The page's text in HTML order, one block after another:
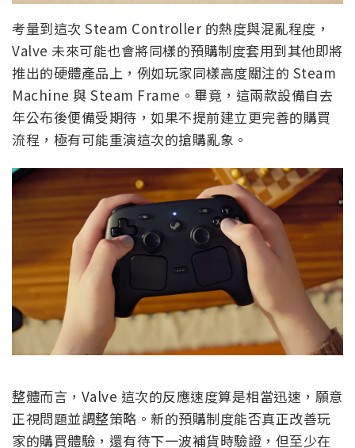
考量到這次 Steam Controller 的熱度與混亂程度，
Valve 未來可能也會將同樣的預購制度套用到其他即將
推出的硬體產品上，例如玩家同樣高度關注的 Steam
Machine 與 Steam Frame。畢竟，這兩款設備自去
年公布後便備受期待，如果不提前建立更完善的購買
流程，極有可能重演這次的搶購亂象。
整體而言，Valve 這次的反應速度算是相當迅速，願意
正視問題並調整策略。新的預購制度能否真正改善玩
家的購買體驗，還有待下一波補貨時驗證，但至少在